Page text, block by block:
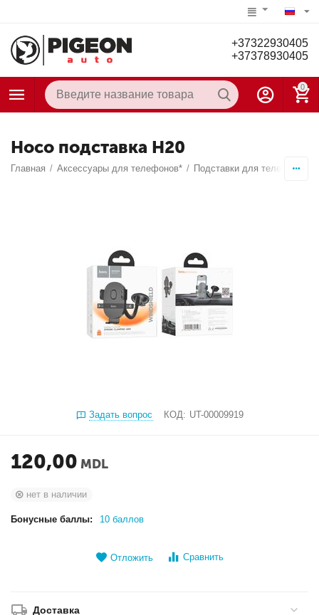
+37322930405
+37378930405
0
Hoco подставка H20
Главная / Аксессуары для телефонов* / Подставки для телефона
Задать вопрос КОД: UT-00009919
120,00 MDL
нет в наличии
Бонусные баллы: 10 баллов
Отложить Сравнить
Доставка